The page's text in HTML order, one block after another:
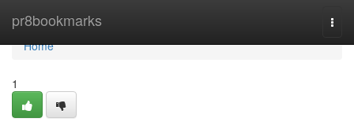
pr8bookmarks
Home
Home
1